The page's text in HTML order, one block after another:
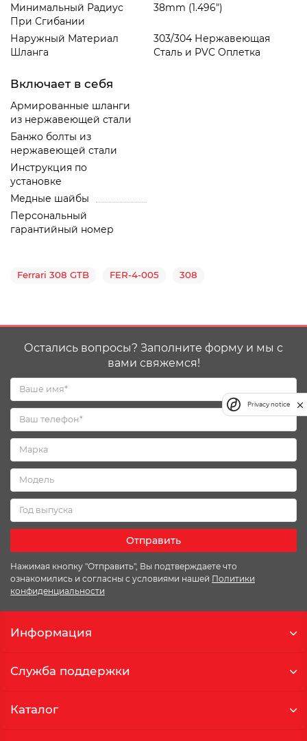
Минимальный Радиус
При Сгибании
38mm (1.496")
Наружный Материал
Шланга
303/304 Нержавеющая
Сталь и PVC Oплетка
Включает в себя
Армированные шланги
из нержавеющей стали
Банжо болты из
нержавеющей стали
Инструкция по
установке
Медные шайбы
Персональный
гарантийный номер
Ferrari 308 GTB FER-4-005 308
Остались вопросы? Заполните форму и мы с
вами свяжемся!
Отправить
Нажимая кнопку "Отправить", Вы подтверждаете что
ознакомились и согласны с условиями нашей Политики
конфиденциальности
Информация
Служба поддержки
Каталог
Privacy notice